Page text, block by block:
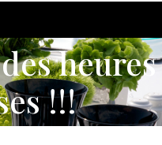
heures
!!!